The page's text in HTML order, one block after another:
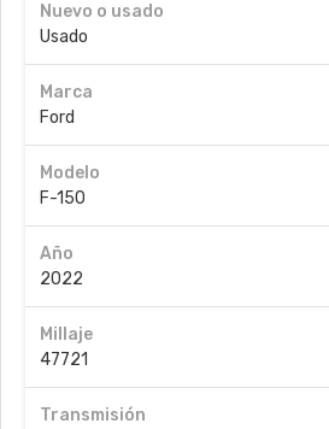
Nuevo o usado
Usado
Marca
Ford
Modelo
F-150
Año
2022
Millaje
47721
Transmisión